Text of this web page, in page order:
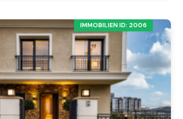
IMMOBILIEN ID: 2006